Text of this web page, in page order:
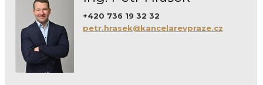
+420 736 19 32 32
petr.hrasek@kancelarevpraze.cz